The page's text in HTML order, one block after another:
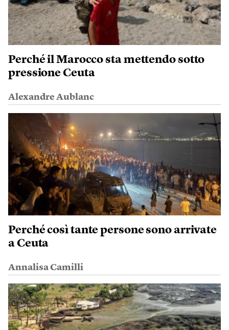
Perché il Marocco sta mettendo sotto
pressione Ceuta
Alexandre Aublanc
Perché così tante persone sono arrivate
a Ceuta
Annalisa Camilli